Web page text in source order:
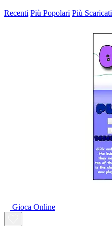
Recenti Più Popolari Più Scaricati
Gioca Online